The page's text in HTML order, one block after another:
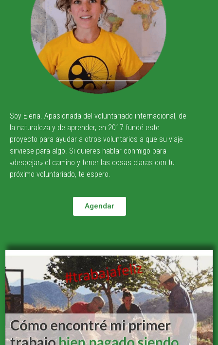
Cómo encontré mi
primer trabajo bien
pagado siendo
voluntaria (y haciendo
compost)
Soy Elena. Apasionada del voluntariado internacional, de
la naturaleza y de aprender, en 2017 fundé este
proyecto para ayudar a otros voluntarios a que su viaje
sirviese para algo. Si quieres hablar conmigo para
«despejar» el camino y tener las cosas claras con tu
próximo voluntariado, te espero.